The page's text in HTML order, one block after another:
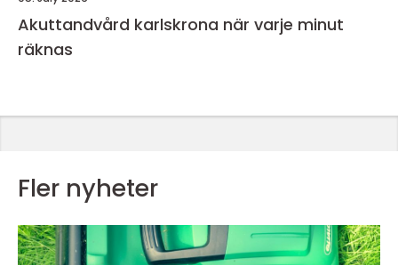
Akuttandvård karlskrona när varje minut
räknas
Fler nyheter